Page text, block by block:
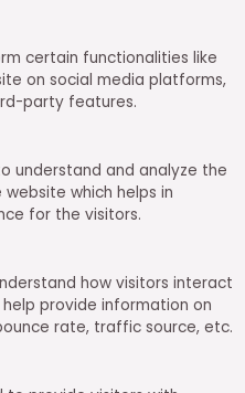
certain functionalities like
on social media platforms,
party features.
understand and analyze the
which helps in
for the visitors.
how visitors interact
provide information on
rate, traffic source, etc.